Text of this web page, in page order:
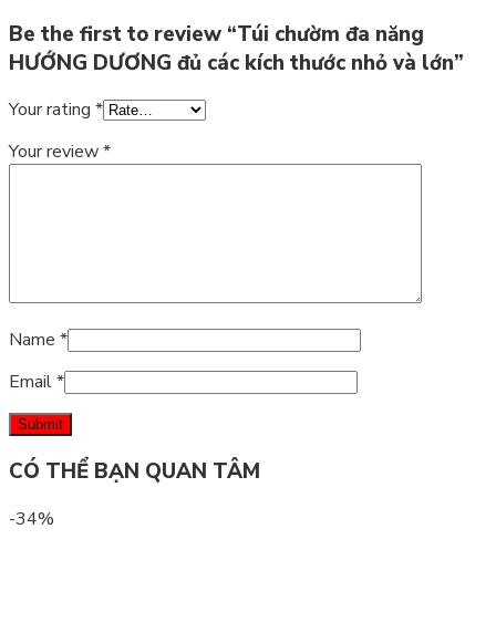
Be the first to review “Túi chườm đa năng
HƯỚNG DƯƠNG đủ các kích thước nhỏ và lớn”
Your rating *
Your review*
Name *
Email*
CÓ THỂ BẠN QUAN TÂM
-34%